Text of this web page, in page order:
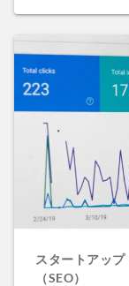
スタートアッ
（SEO）